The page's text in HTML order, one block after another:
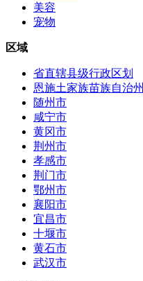
美容
宠物
区域
省直辖县级行政区划
恩施土家族苗族自治州
随州市
咸宁市
黄冈市
荆州市
孝感市
荆门市
鄂州市
襄阳市
宜昌市
十堰市
黄石市
武汉市